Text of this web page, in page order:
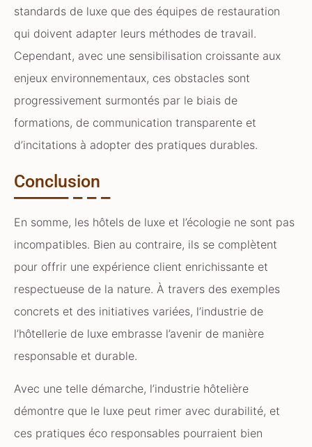
standards de luxe que des équipes de restauration
qui doivent adapter leurs méthodes de travail.
Cependant, avec une sensibilisation croissante aux
enjeux environnementaux, ces obstacles sont
progressivement surmontés par le biais de
formations, de communication transparente et
d’incitations à adopter des pratiques durables.
Conclusion
En somme, les hôtels de luxe et l’écologie ne sont pas
incompatibles. Bien au contraire, ils se complètent
pour offrir une expérience client enrichissante et
respectueuse de la nature. À travers des exemples
concrets et des initiatives variées, l’industrie de
l’hôtellerie de luxe embrasse l’avenir de manière
responsable et durable.
Avec une telle démarche, l’industrie hôtelière
démontre que le luxe peut rimer avec durabilité, et
ces pratiques éco responsables pourraient bien